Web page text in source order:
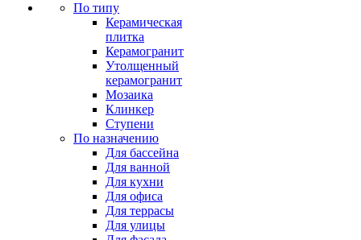
По типу
Керамическая
плитка
Керамогранит
Утолщенный
керамогранит
Мозаика
Клинкер
Ступени
По назначению
Для бассейна
Для ванной
Для кухни
Для офиса
Для террасы
Для улицы